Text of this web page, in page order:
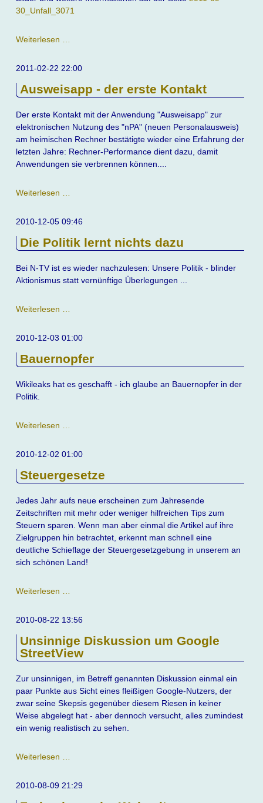
30_Unfall_3071
Weiterlesen …
Güterzug
30.
September
2011
2011-02-22 22:00
Ausweisapp - der erste Kontakt
Der erste Kontakt mit der Anwendung "Ausweisapp" zur
elektronischen Nutzung des "nPA" (neuen Personalausweis)
am heimischen Rechner bestätigte wieder eine Erfahrung der
letzten Jahre: Rechner-Performance dient dazu, damit
Anwendungen sie verbrennen können....
Weiterlesen …
der
Kontakt
2010-12-05 09:46
Die Politik lernt nichts dazu
Bei N-TV ist es wieder nachzulesen: Unsere Politik - blinder
Aktionismus statt vernünftige Überlegungen ...
Weiterlesen …
lernt
dazu
2010-12-03 01:00
Bauernopfer
Wikileaks hat es geschafft - ich glaube an Bauernopfer in der
Politik.
Weiterlesen …
2010-12-02 01:00
Steuergesetze
Jedes Jahr aufs neue erscheinen zum Jahresende
Zeitschriften mit mehr oder weniger hilfreichen Tips zum
Steuern sparen. Wenn man aber einmal die Artikel auf ihre
Zielgruppen hin betrachtet, erkennt man schnell eine
deutliche Schieflage der Steuergesetzgebung in unserem an
sich schönen Land!
Weiterlesen …
2010-08-22 13:56
Unsinnige Diskussion um Google
StreetView
Zur unsinnigen, im Betreff genannten Diskussion einmal ein
paar Punkte aus Sicht eines fleißigen Google-Nutzers, der
zwar seine Skepsis gegenüber diesem Riesen in keiner
Weise abgelegt hat - aber dennoch versucht, alles zumindest
ein wenig realistisch zu sehen.
Weiterlesen …
um
2010-08-09 21:29